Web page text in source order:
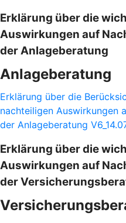
Erklärung über die
Auswirkungen auf
der Anlageberatung
Anlageberatung
Erklärung über die
nachteiligen Auswirkungen
der Anlageberatung
Erklärung über die
Auswirkungen auf
der